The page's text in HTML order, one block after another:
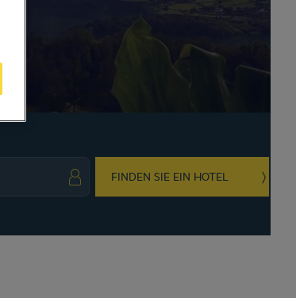
FINDEN SIE EIN HOTEL